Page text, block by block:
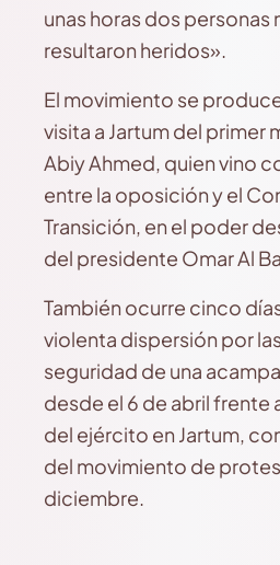
unas horas dos personas
resultaron heridos».
El movimiento se
visita a Jartum del primer
Abiy Ahmed, quien vino
entre la oposición y el
Transición, en el poder
del presidente Omar Al
También ocurre cinco
violenta dispersión por
seguridad de una
desde el 6 de abril frente
del ejército en Jartum,
del movimiento de
diciembre.